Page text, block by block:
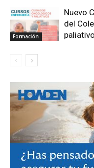
Formación
Nuevo
del